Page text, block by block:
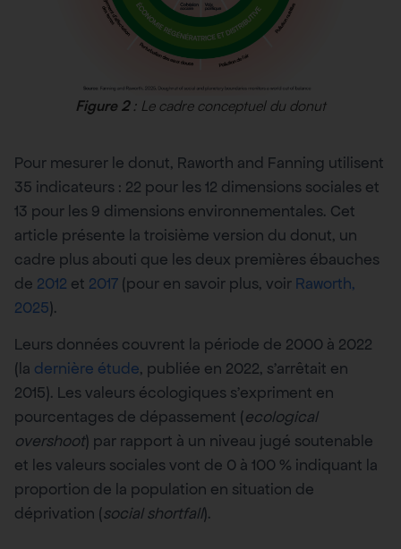
Figure 2: Le cadre conceptuel du donut
Pour mesurer le donut, Raworth and Fanning utilisent
35 indicateurs : 22 pour les 12 dimensions sociales et
13 pour les 9 dimensions environnementales. Cet
article présente la troisième version du donut, un
cadre plus abouti que les deux premières ébauches
de 2012 et 2017 (pour en savoir plus, voir Raworth,
2025).
Leurs données couvrent la période de 2000 à 2022
(la dernière étude, publiée en 2022, s’arrêtait en
2015). Les valeurs écologiques s’expriment en
pourcentages de dépassement (ecological
overshoot) par rapport à un niveau jugé soutenable
et les valeurs sociales vont de 0 à 100 % indiquant la
proportion de la population en situation de
déprivation (social shortfall).